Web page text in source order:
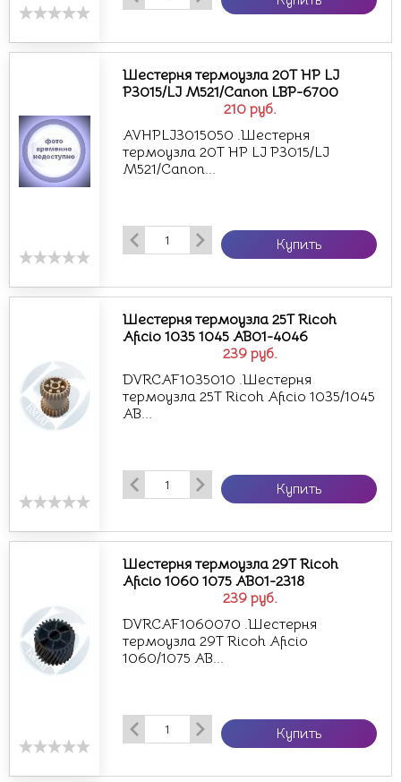
210 руб.
Шестерня термоузла 20T HP LJ
P3015/LJ M521/Canon LBP-6700
AVHPLJ3015050 .Шестерня
термоузла 20T HP LJ P3015/LJ
M521/Canon...
Купить
239 руб.
Шестерня термоузла 25T Ricoh
Aficio 1035 1045 AB01-4046
DVRCAF1035010 .Шестерня
термоузла 25T Ricoh Aficio 1035/1045
AB...
Купить
239 руб.
Шестерня термоузла 29T Ricoh
Aficio 1060 1075 AB01-2318
DVRCAF1060070 .Шестерня
термоузла 29T Ricoh Aficio
1060/1075 AB...
Купить